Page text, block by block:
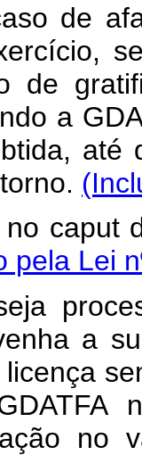
de
de
a
caput
pela Lei
a
no